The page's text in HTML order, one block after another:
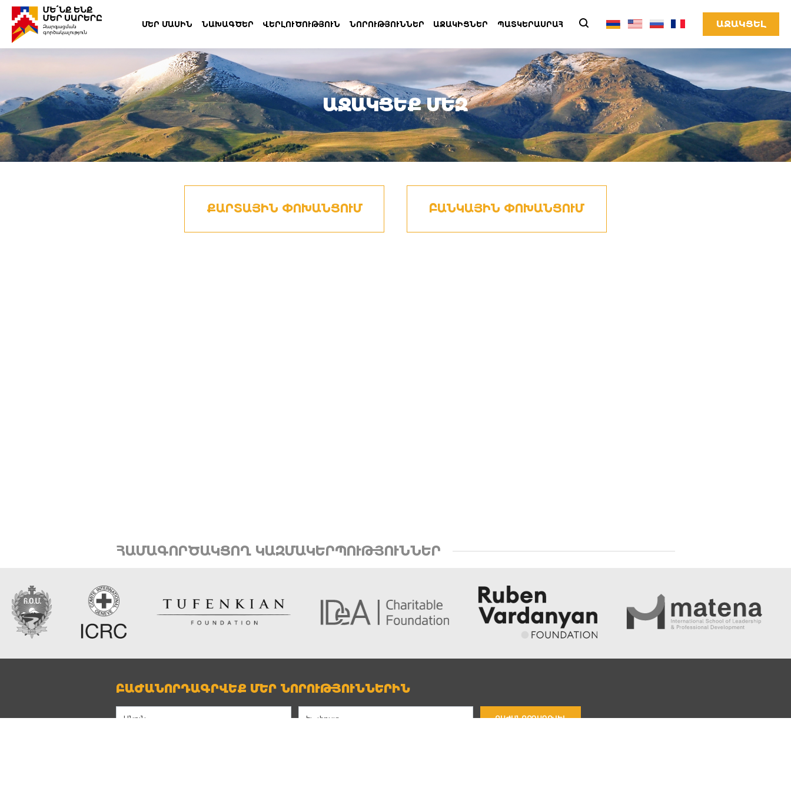
ՄԵՐ ՄԱՍԻՆ ՆԱԽԱԳԾԵՐ ՎԵՐԼՈՒԾՈՒԹՅՈՒՆ ՆՈՐՈՒԹՅՈՒՆՆԵՐ ԱՋԱԿԻՑՆԵՐ ՊԱՏԿԵՐԱՍՐԱՀ ԱՋԱԿՑԵԼ
ԱՋԱԿՑԵՔ ՄԵԶ
ՔԱՐՏԱՅԻՆ ՓՈԽԱՆՑՈՒՄ ԲԱՆԿԱՅԻՆ ՓՈԽԱՆՑՈՒՄ
ՀԱՄԱԳՈՐԾԱԿՑՈՂ ԿԱԶՄԱԿԵՐՊՈՒԹՅՈՒՆՆԵՐ
ԲԱԺԱՆՈՐԴԱԳՐՎԵՔ ՄԵՐ ՆՈՐՈՒԹՅՈՒՆՆԵՐԻՆ
ԲԱԺԱՆՈՐԴԱԳՐՎԵԼ